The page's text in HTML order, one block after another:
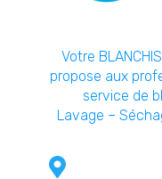
Votre
propose aux
service de
Lavage –